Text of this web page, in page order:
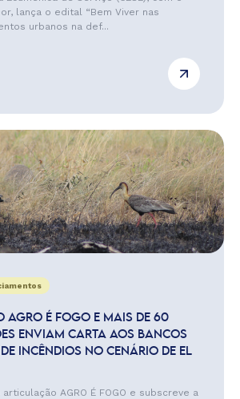
lança o edital “Bem Viver nas
urbanos na def...
AGRO É FOGO E MAIS DE 60
ENVIAM CARTA AOS BANCOS
INCÊNDIOS NO CENÁRIO DE EL
articulação AGRO É FOGO e subscreve a